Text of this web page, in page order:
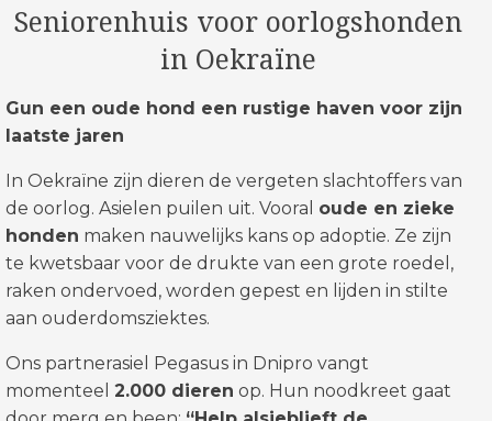
Seniorenhuis voor oorlogshonden
in Oekraïne
Gun een oude hond een rustige haven voor zijn
laatste jaren
In Oekraïne zijn dieren de vergeten slachtoffers van
de oorlog. Asielen puilen uit. Vooral oude en zieke
honden maken nauwelijks kans op adoptie. Ze zijn
te kwetsbaar voor de drukte van een grote roedel,
raken ondervoed, worden gepest en lijden in stilte
aan ouderdomsziektes.
Ons partnerasiel Pegasus in Dnipro vangt
momenteel 2.000 dieren op. Hun noodkreet gaat